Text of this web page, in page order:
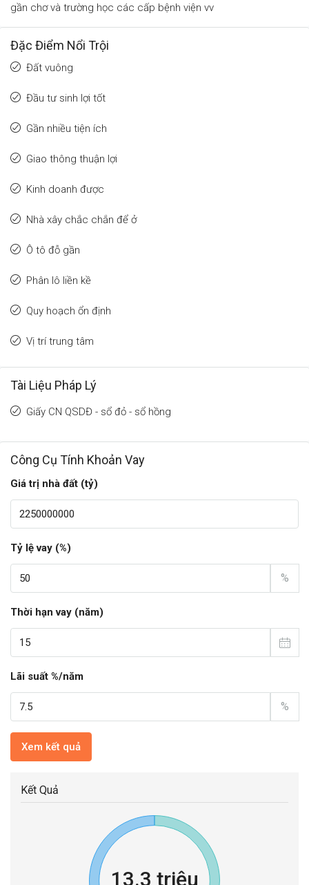
gần chơ và trường học các cấp bệnh viện vv
Đặc Điểm Nổi Trội
Đất vuông
Đầu tư sinh lợi tốt
Gần nhiều tiện ích
Giao thông thuận lợi
Kinh doanh được
Nhà xây chắc chắn để ở
Ô tô đỗ gần
Phân lô liền kề
Quy hoạch ổn định
Vị trí trung tâm
Tài Liệu Pháp Lý
Giấy CN QSDĐ - sổ đỏ - sổ hồng
Công Cụ Tính Khoản Vay
Giá trị nhà đất (tỷ)
Tỷ lệ vay (%)
%
Thời hạn vay (năm)
Lãi suất %/năm
%
Xem kết quả
Kết Quả
13.3 triệu